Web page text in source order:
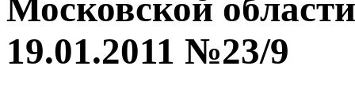
Московской
19.01.2011 №23/9